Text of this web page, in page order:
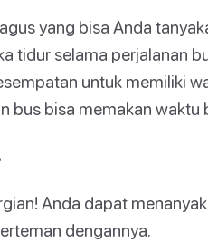
yang bisa Anda
tidur selama perjalanan
untuk memiliki
bus bisa memakan waktu
Anda dapat
dengannya.